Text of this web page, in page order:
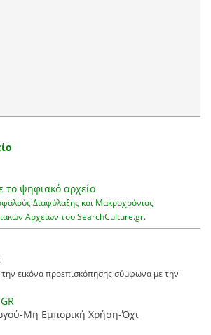
το ψηφιακό αρχείο
Διαφύλαξης και Μακροχρόνιας
Αρχείων του SearchCulture.gr.
εικόνα προεπισκόπησης σύμφωνα με την
Μη Εμπορική Χρήση-Όχι